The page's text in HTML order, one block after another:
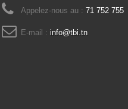
Appelez-nous au : 71 752 755
E-mail : info@tbi.tn